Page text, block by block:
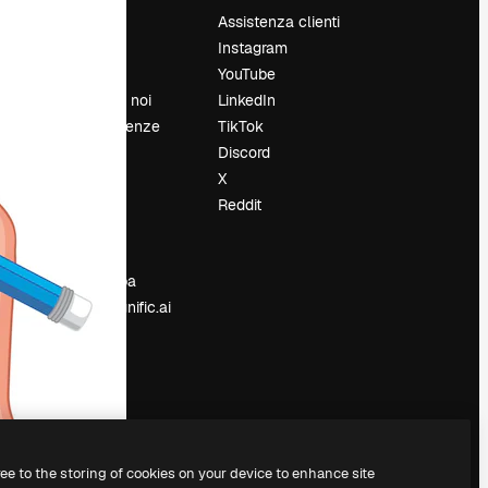
Lavora con noi
Cerca tendenze
Sala stampa
Cerchi magnific.ai
Assistenza clienti
Instagram
YouTube
LinkedIn
TikTok
Discord
X
Reddit
to the storing of cookies on your device to enhance site